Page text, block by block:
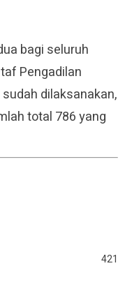
bagi seluruh
Pengadilan
dilaksanakan,
total 786 yang
421